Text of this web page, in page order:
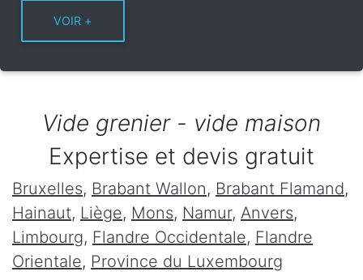
Vide grenier - vide maison
Expertise et devis gratuit
Bruxelles, Brabant Wallon, Brabant Flamand,
Hainaut, Liège, Mons, Namur, Anvers,
Limbourg, Flandre Occidentale, Flandre
Orientale, Province du Luxembourg